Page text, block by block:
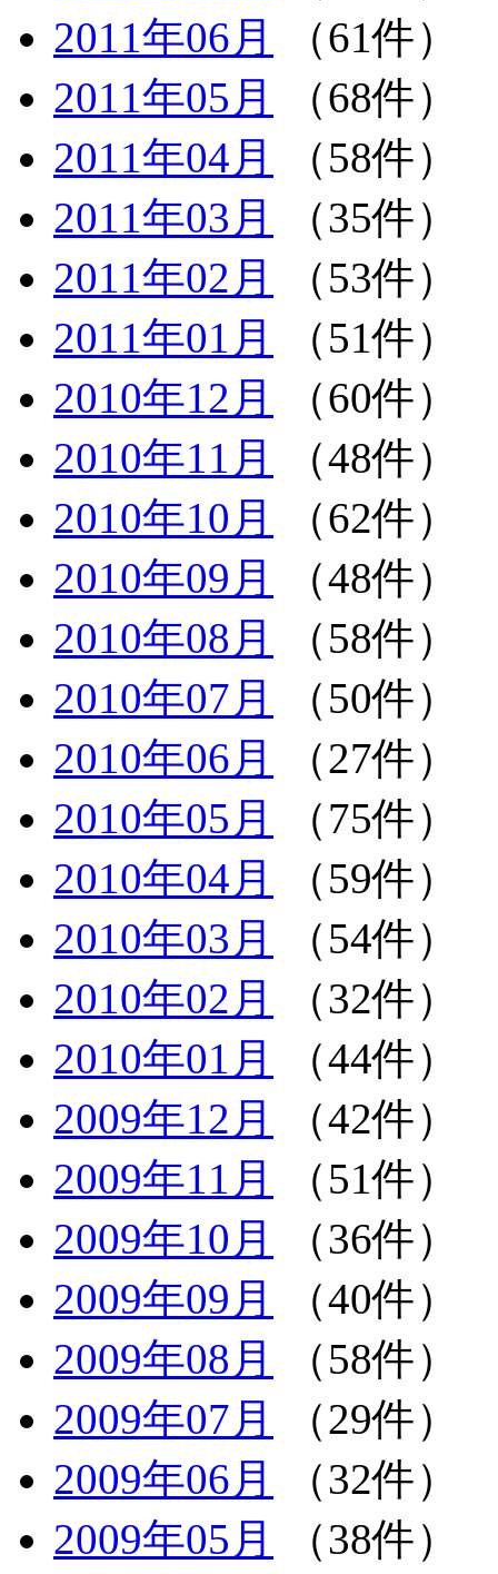
2011年06月
（61件）
2011年05月
（68件）
2011年04月
（58件）
2011年03月
（35件）
2011年02月
（53件）
2011年01月
（51件）
2010年12月
（60件）
2010年11月
（48件）
2010年10月
（62件）
2010年09月
（48件）
2010年08月
（58件）
2010年07月
（50件）
2010年06月
（27件）
2010年05月
（75件）
2010年04月
（59件）
2010年03月
（54件）
2010年02月
（32件）
2010年01月
（44件）
2009年12月
（42件）
2009年11月
（51件）
2009年10月
（36件）
2009年09月
（40件）
2009年08月
（58件）
2009年07月
（29件）
2009年06月
（32件）
2009年05月
（38件）